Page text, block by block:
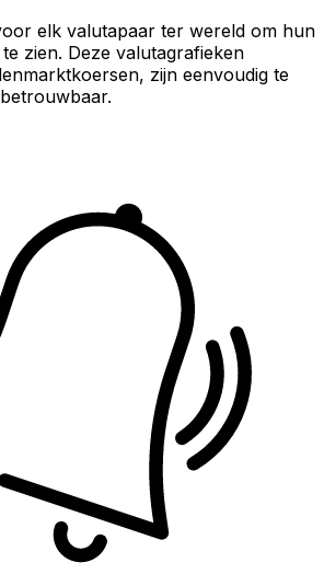
elk valutapaar ter wereld om hun
zien. Deze valutagrafieken
zijn eenvoudig te